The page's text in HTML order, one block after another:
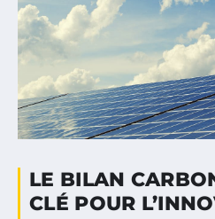
LE BILAN
CLÉ POUR